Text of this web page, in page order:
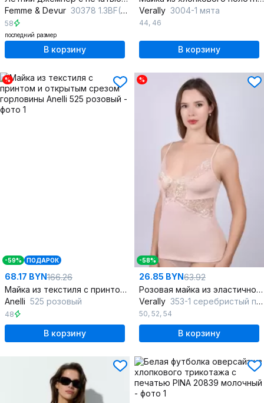
Femme & Devur 30378 1.3BF(170)
58
последний размер
В корзину
Verally 3004-1 мята
44, 46
В корзину
%
-59% ПОДАРОК
68.17 BYN166.26
Майка из текстиля с принтом и открытым срезом горловины
Anelli 525 розовый
48
В корзину
%
-58%
26.85 BYN63.92
Розовая майка из эластичного хлопкового полотна
Verally 353-1 серебристый пион
50, 52, 54
В корзину